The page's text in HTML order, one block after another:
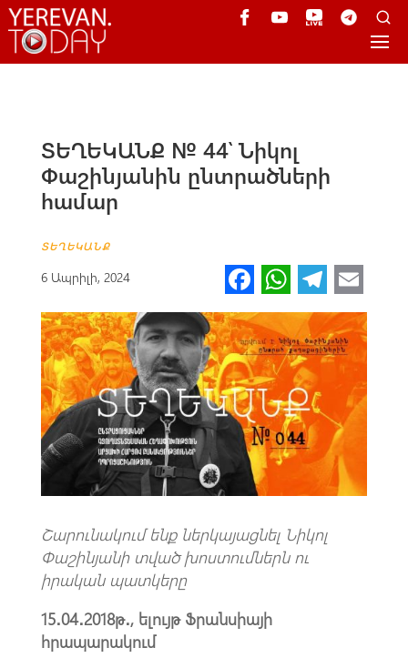
ՏԵՂԵԿԱՆՔ № 44՝ Նիկոլ
Փաշինյանին ընտրածների
համար
ՏԵՂԵԿԱՆՔ
6 Ապրիլի, 2024 Fa
ce
b
o
o
k
W
h
at
s
A
p
p
Te
le
gr
a
m
m
ail
Շարունակում ենք ներկայացնել Նիկոլ
Փաշինյանի տված խոստումներն ու
իրական պատկերը
15․04․2018թ․, ելույթ Ֆրանսիայի
հրապարակում